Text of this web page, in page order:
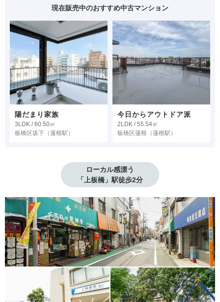
現在販売中のおすすめ中古マンション
陽だまり家族
3LDK / 60.50㎡
板橋区坂下 （蓮根駅）
今日からアウトドア派
2LDK / 55.54㎡
板橋区蓮根 （蓮根駅）
ローカル感漂う
「上板橋」駅徒歩2分